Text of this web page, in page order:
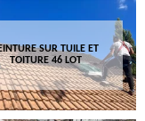
SUR TUILE ET
TOITURE 46 LOT